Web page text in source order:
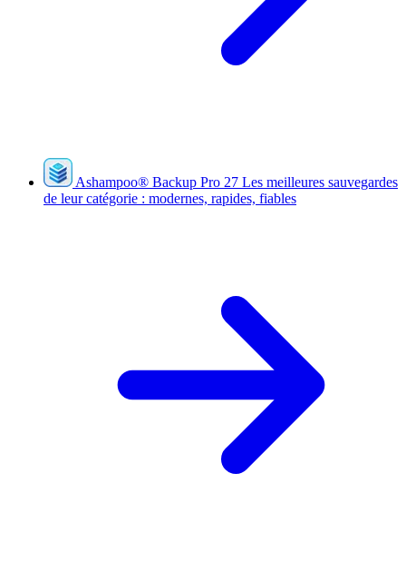
Ashampoo® Backup Pro 27 Les meilleures sauvegardes
de leur catégorie : modernes, rapides, fiables